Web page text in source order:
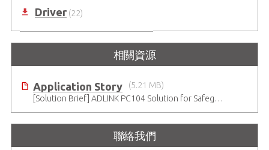
Driver(22)
相關資源
Application Story
(5.21 MB)
[Solution Brief] ADLINK PC104 Solution for Safeguarding Rails
聯絡我們